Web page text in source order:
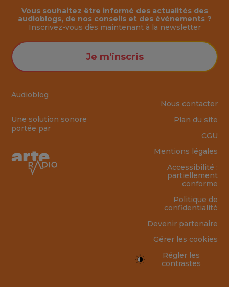
Audioblog
Une solution sonore
portée par
Vous souhaitez être informé des actualités des
audioblogs, de nos conseils et des événements ?
Inscrivez-vous dès maintenant à la newsletter
Je m'inscris
Nous contacter
Plan du site
CGU
Mentions légales
Accessibilité :
partiellement
conforme
Politique de
confidentialité
Devenir partenaire
Gérer les cookies
Régler les
contrastes